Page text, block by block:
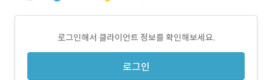
로그인해서 클라이언트 정보를 확인해보세요.
로그인